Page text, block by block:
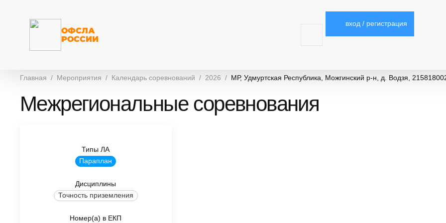
ОФСЛА
РОССИИ
вход / регистрация
Главная Мероприятия Календарь соревнований 2026 МР, Удмуртская Республика, Можгинский р-н, д. Водзя,
Межрегиональные соревнования
Типы ЛА
Параплан
Дисциплины
Точность приземления
Номер(а) в ЕКП